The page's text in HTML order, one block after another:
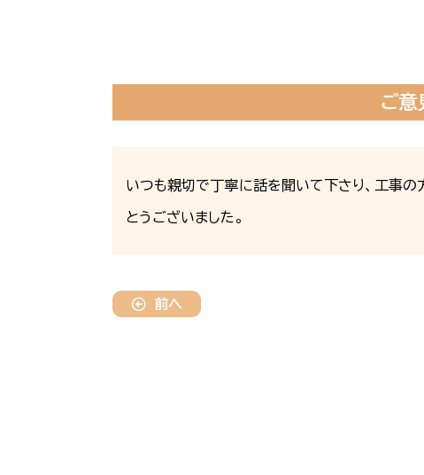
ご意
いつも親切で丁寧に話を聞いて下さり、工事の
とうございました。
前へ